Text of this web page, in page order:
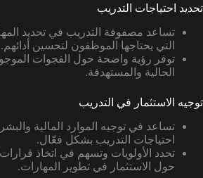
تحديد احتياجات التدريب
تساعد مصفوفة التدريب في تحديد
التي يحتاجها الموظفون لتحسين أدائهم.
توفر رؤية واضحة حول الفجوات
الحالية والمستهدفة.
توجيه الاستثمار في التدريب
تساعد في توجيه الموارد المالية
احتياجات التدريب بشكل فعّال.
تحدد الأولويات وتسهم في اتخاذ قرارات
حول الاستثمار في تطوير المهارات.